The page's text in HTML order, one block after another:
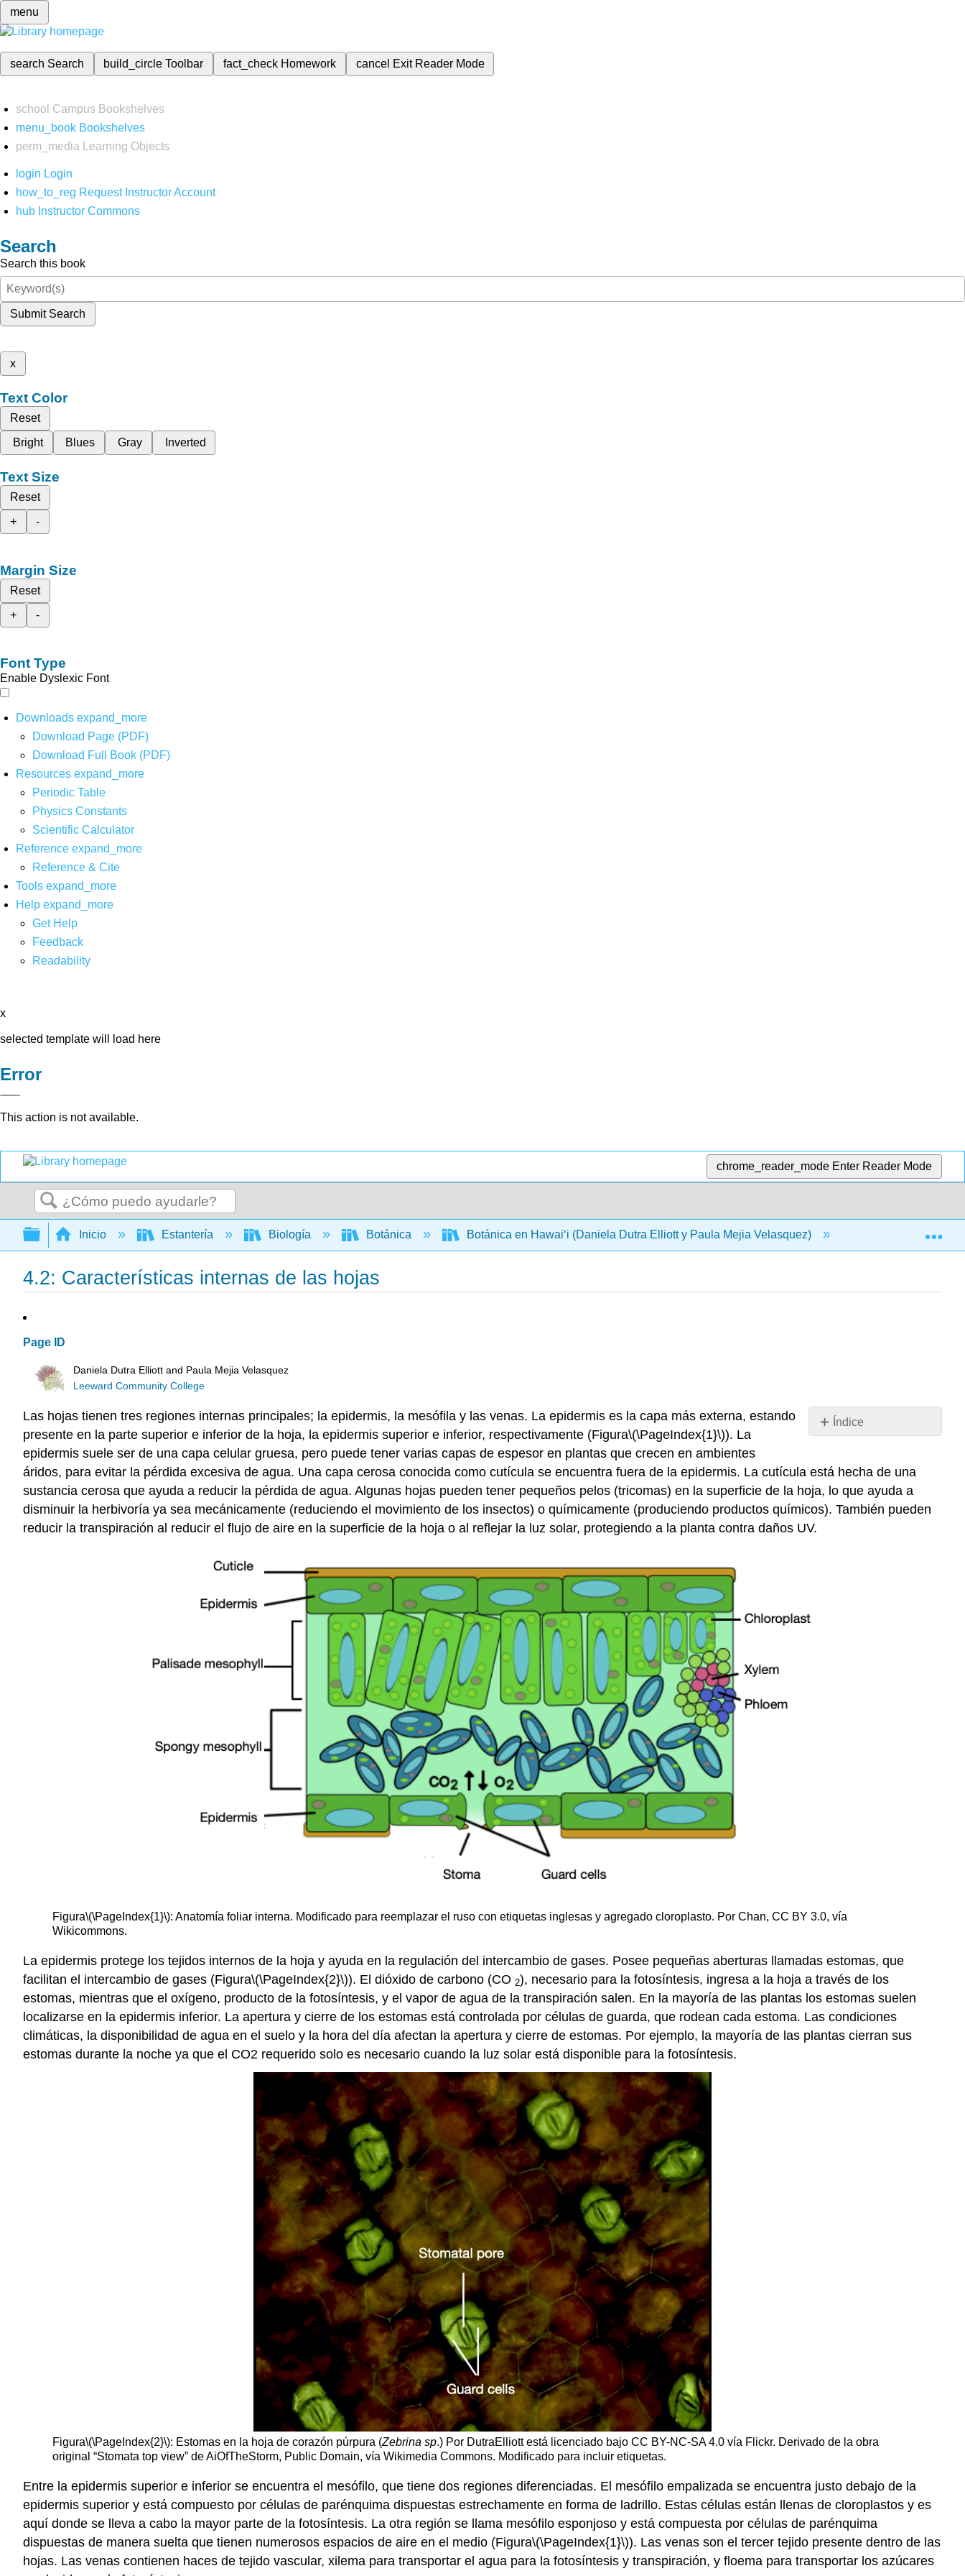
menu
search Search build_circleToolbar fact_check Homework cancel Exit Reader Mode
school Campus Bookshelves
menu_book Bookshelves
perm_media
Learning Objects
login Login
how_to_reg Request Instructor Account
hub Instructor Commons
Search
Search this book
Submit Search
x
Text Color
Reset
Bright
Blues Gray Inverted
Text Size
Reset
+
-
Margin Size
Reset
+
-
Font Type
Enable Dyslexic Font
Downloads expand_more
Download Page (PDF)
Download Full Book (PDF)
Resources expand_more
Periodic Table
Physics Constants
Scientific Calculator
Reference expand_more
Reference & Cite
Tools expand_more
Help expand_more
Get Help
Feedback
Readability
x
selected template will load here
Error
This action is not available.
chrome_reader_mode Enter Reader Mode
Buscar
Expandir/contraer jerarquía global
Inicio Estantería Biología Botánica Botánica en Hawaiʻi (Daniela Dutra Elliott y Paula Mejia Velasquez)
4.2: Características internas de las hojas
Page ID
Daniela Dutra Elliott and Paula Mejia Velasquez
Leeward Community College
Índice
Sin
Las hojas tienen tres regiones internas principales; la epidermis, la mesófila y las venas. La epidermis es la capa más externa, estando
presente en la parte superior e inferior de la hoja, la epidermis superior e inferior, respectivamente (Figura\(\PageIndex{1}\)). La
epidermis suele ser de una capa celular gruesa, pero puede tener varias capas de espesor en plantas que crecen en ambientes
áridos, para evitar la pérdida excesiva de agua. Una capa cerosa conocida como cutícula se encuentra fuera de la epidermis. La cutícula está hecha de una
sustancia cerosa que ayuda a reducir la pérdida de agua. Algunas hojas pueden tener pequeños pelos (tricomas) en la superficie de la hoja, lo que ayuda a
disminuir la herbivoría ya sea mecánicamente (reduciendo el movimiento de los insectos) o químicamente (produciendo productos químicos). También pueden
reducir la transpiración al reducir el flujo de aire en la superficie de la hoja o al reflejar la luz solar, protegiendo a la planta contra daños UV.
Figura\(\PageIndex{1}\): Anatomía foliar interna. Modificado para reemplazar el ruso con etiquetas inglesas y agregado cloroplasto. Por Chan, CC BY 3.0, vía
Wikicommons.
La epidermis protege los tejidos internos de la hoja y ayuda en la regulación del intercambio de gases. Posee pequeñas aberturas llamadas estomas, que
facilitan el intercambio de gases (Figura\(\PageIndex{2}\)). El dióxido de carbono (CO 2), necesario para la fotosíntesis, ingresa a la hoja a través de los
estomas, mientras que el oxígeno, producto de la fotosíntesis, y el vapor de agua de la transpiración salen. En la mayoría de las plantas los estomas suelen
localizarse en la epidermis inferior. La apertura y cierre de los estomas está controlada por células de guarda, que rodean cada estoma. Las condiciones
climáticas, la disponibilidad de agua en el suelo y la hora del día afectan la apertura y cierre de estomas. Por ejemplo, la mayoría de las plantas cierran sus
estomas durante la noche ya que el CO2 requerido solo es necesario cuando la luz solar está disponible para la fotosíntesis.
Figura\(\PageIndex{2}\): Estomas en la hoja de corazón púrpura (Zebrina sp.) Por DutraElliott está licenciado bajo CC BY-NC-SA 4.0 vía Flickr. Derivado de la obra
original “Stomata top view” de AiOfTheStorm, Public Domain, vía Wikimedia Commons. Modificado para incluir etiquetas.
Entre la epidermis superior e inferior se encuentra el mesófilo, que tiene dos regiones diferenciadas. El mesófilo empalizada se encuentra justo debajo de la
epidermis superior y está compuesto por células de parénquima dispuestas estrechamente en forma de ladrillo. Estas células están llenas de cloroplastos y es
aquí donde se lleva a cabo la mayor parte de la fotosíntesis. La otra región se llama mesófilo esponjoso y está compuesta por células de parénquima
dispuestas de manera suelta que tienen numerosos espacios de aire en el medio (Figura\(\PageIndex{1}\)). Las venas son el tercer tejido presente dentro de las
hojas. Las venas contienen haces de tejido vascular, xilema para transportar el agua para la fotosíntesis y transpiración, y floema para transportar los azúcares